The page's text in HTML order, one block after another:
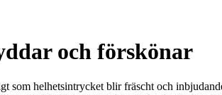
och förskönar
helhetsintrycket blir fräscht och